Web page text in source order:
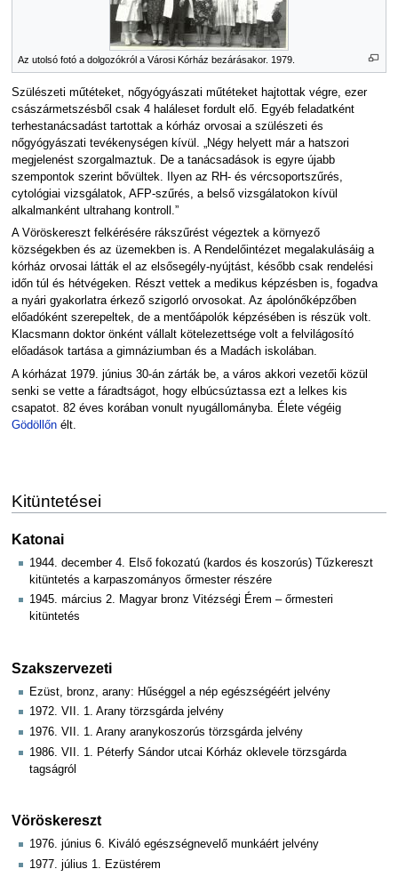
Az utolsó fotó a dolgozókról a Városi Kórház bezárásakor. 1979.
Szülészeti műtéteket, nőgyógyászati műtéteket hajtottak végre, ezer
császármetszésből csak 4 haláleset fordult elő. Egyéb feladatként
terhestanácsadást tartottak a kórház orvosai a szülészeti és
nőgyógyászati tevékenységen kívül. „Négy helyett már a hatszori
megjelenést szorgalmaztuk. De a tanácsadások is egyre újabb
szempontok szerint bővültek. Ilyen az RH- és vércsoportszűrés,
cytológiai vizsgálatok, AFP-szűrés, a belső vizsgálatokon kívül
alkalmanként ultrahang kontroll.”
A Vöröskereszt felkérésére rákszűrést végeztek a környező
községekben és az üzemekben is. A Rendelőintézet megalakulásáig a
kórház orvosai látták el az elsősegély-nyújtást, később csak rendelési
időn túl és hétvégeken. Részt vettek a medikus képzésben is, fogadva
a nyári gyakorlatra érkező szigorló orvosokat. Az ápolónőképzőben
előadóként szerepeltek, de a mentőápolók képzésében is részük volt.
Klacsmann doktor önként vállalt kötelezettsége volt a felvilágosító
előadások tartása a gimnáziumban és a Madách iskolában.
A kórházat 1979. június 30-án zárták be, a város akkori vezetői közül
senki se vette a fáradtságot, hogy elbúcsúztassa ezt a lelkes kis
csapatot. 82 éves korában vonult nyugállományba. Élete végéig
Gödöllőnélt.
Kitüntetései
Katonai
1944. december 4. Első fokozatú (kardos és koszorús) Tűzkereszt
kitüntetés a karpaszományos őrmester részére
1945. március 2. Magyar bronz Vitézségi Érem – őrmesteri
kitüntetés
Szakszervezeti
Ezüst, bronz, arany: Hűséggel a nép egészségéért jelvény
1972. VII. 1. Arany törzsgárda jelvény
1976. VII. 1. Arany aranykoszorús törzsgárda jelvény
1986. VII. 1. Péterfy Sándor utcai Kórház oklevele törzsgárda
tagságról
Vöröskereszt
1976. június 6. Kiváló egészségnevelő munkáért jelvény
1977. július 1. Ezüstérem